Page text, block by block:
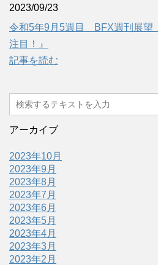
2023/09/23
令和5年9月5週目 BFX週刊展望
注目！』
記事を読む
アーカイブ
2023年10月
2023年9月
2023年8月
2023年7月
2023年6月
2023年5月
2023年4月
2023年3月
2023年2月